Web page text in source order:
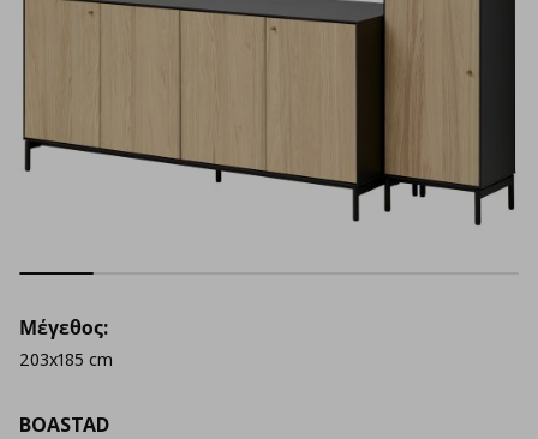
BOASTAD
Μέγεθος:
203x185 cm